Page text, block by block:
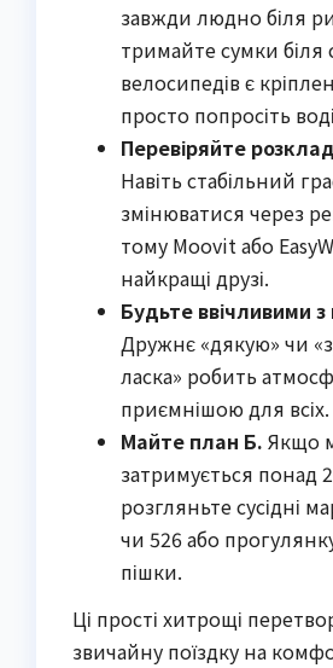
завжди людно біля
тримайте сумки біля
велосипедів є
просто попросіть
Перевіряйте
Навіть стабільний
змінюватися через
тому Moovit або
найкращі друзі.
Будьте ввічливими з
Дружнє «дякую» чи
ласка» робить
приємнішою для всіх.
Майте план Б. Якщо
затримується понад
розгляньте сусідні
чи 526 або
пішки.
Ці прості хитрощі
звичайну поїздку на